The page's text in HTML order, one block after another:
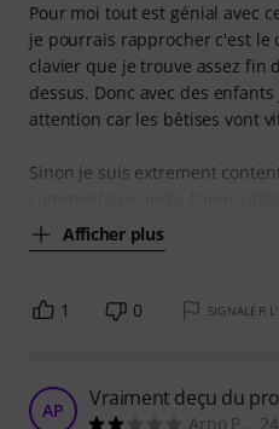
Pour moi tout est génial avec
je pourrais rapprocher c'est le
clavier que je trouve assez fin
dessus. Donc avec des
attention car les bêtises vont
Sinon je suis extrement
Afficher plus
1 0 SIGNALER
AP Vraiment deçu du
Arno P...